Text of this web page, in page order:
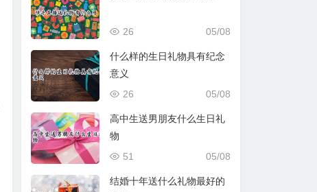
05/08
26
什么样的生日礼物具有纪念
意义
05/08
26
高中生送男朋友什么生日礼
物
05/08
51
结婚十年送什么礼物最好的